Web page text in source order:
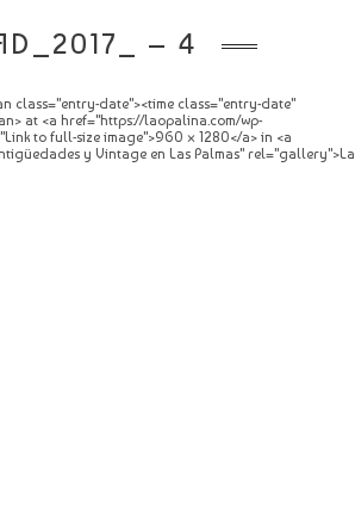
– 4
class="entry-date"><time class="entry-date"
at <a href="https://laopalina.com/wp-
to full-size image">960 × 1280</a> in <a
y Vintage en Las Palmas" rel="gallery">La